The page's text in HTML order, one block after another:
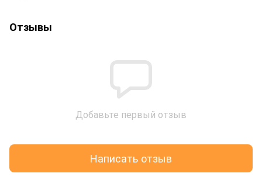
Отзывы
Добавьте первый отзыв
Написать отзыв